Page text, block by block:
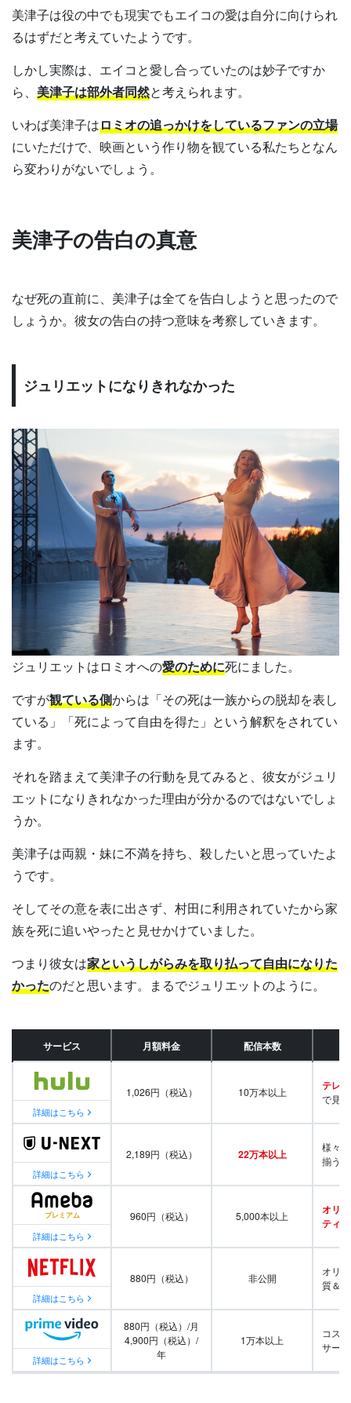
美津子は役の中でも現実でもエイコの愛は自分に向けられ
るはずだと考えていたようです。
しかし実際は、エイコと愛し合っていたのは妙子ですか
ら、 美津子は部外者同然と考えられます。
いわば美津子はロミオの追っかけをしているファンの立場
にいただけで、映画という作り物を観ている私たちとなん
ら変わりがないでしょう。
美津子の告白の真意
なぜ死の直前に、美津子は全てを告白しようと思ったので
しょうか。彼女の告白の持つ意味を考察していきます。
ジュリエットになりきれなかった
ジュリエットはロミオへの愛のために死にました。
ですが観ている側からは「その死は一族からの脱却を表し
ている」「死によって自由を得た」という解釈をされてい
ます。
それを踏まえて美津子の行動を見てみると、彼女がジュリ
エットになりきれなかった理由が分かるのではないでしょ
うか。
美津子は両親・妹に不満を持ち、殺したいと思っていたよ
うです。
そしてその意を表に出さず、村田に利用されていたから家
族を死に追いやったと見せかけていました。
つまり彼女は家というしがらみを取り払って自由になりた
かったのだと思います。まるでジュリエットのように。
サービス 月額料金 配信本数
詳細はこちら
1,026円（税込） 10万本以上 テレビ
で見
詳細はこちら
2,189円（税込） 22万本以上
様々
揃う
詳細はこちら
960円（税込） 5,000本以上
オリ
ティ
詳細はこちら
880円（税込） 非公開
オリ
質＆
詳細はこちら
880円（税込）/月
4,900円（税込）/
年
1万本以上
コス
サー